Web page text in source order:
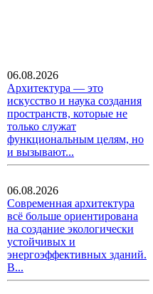
06.08.2026
Архитектура — это
искусство и наука создания
пространств, которые не
только служат
функциональным целям, но
и вызывают...
06.08.2026
Современная архитектура
всё больше ориентирована
на создание экологически
устойчивых и
энергоэффективных зданий.
В...